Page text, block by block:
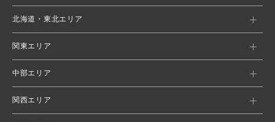
北海道・東北エリア
関東エリア
中部エリア
関西エリア